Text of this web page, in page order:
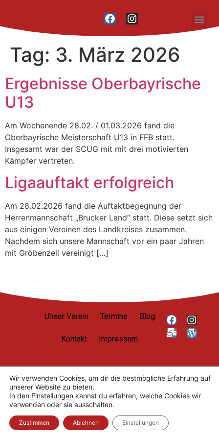
Tag: 3. März 2026
Ergebnisse Oberbayrische
U13
Am Wochenende 28.02. / 01.03.2026 fand die
Oberbayrische Meisterschaft U13 in FFB statt.
Insgesamt war der SCUG mit mit drei motivierten
Kämpfer vertreten.
Ligaauftakt erfolgreich
Am 28.02.2026 fand die Auftaktbegegnung der
Herrenmannschaft „Brucker Land“ statt. Diese setzt sich
aus einigen Vereinen des Landkreises zusammen.
Nachdem sich unsere Mannschaft vor ein paar Jahren
mit Gröbenzell vereinigt […]
Unser Verein Termine Blog
Kontakt Impressum
Datenschutzerklärung
Nutzungsbedingungen
Cookie-Einstellungen
© 2026 SCUG Judo. Alle Rechte vorbehalten.
Wir verwenden Cookies, um dir die bestmögliche Erfahrung auf
unserer Website zu bieten.
In den Einstellungen kannst du erfahren, welche Cookies wir
verwenden oder sie ausschalten.
Zustimmen Ablehnen Einstellungen